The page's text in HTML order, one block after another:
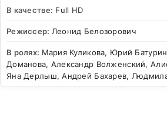
В качестве: Full HD
Режиссер: Леонид Белозорович
В ролях: Мария Куликова, Юрий
Доманова, Александр Волженский,
Яна Дерлыш, Андрей Бахарев,